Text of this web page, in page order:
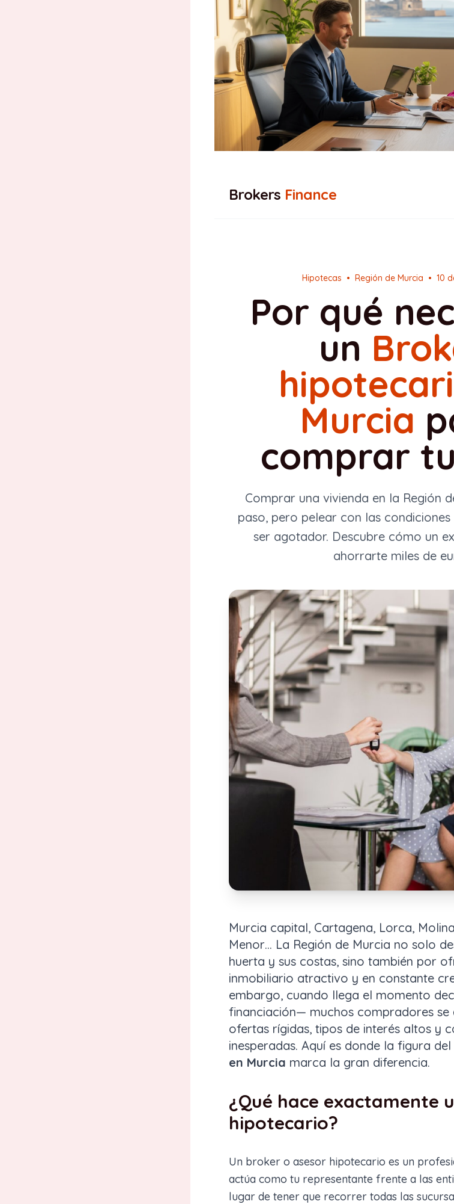
Brokers Finance
Hipotecas • Región de Murcia • 10
Por qué
un
Murcia
comprar
Comprar una vivienda en la Región
paso, pero pelear con las
ser agotador. Descubre cómo un
ahorrarte miles de
Murcia capital, Cartagena, Lorca,
Menor… La Región de Murcia no solo
huerta y sus costas, sino también por
inmobiliario atractivo y en constante
embargo, cuando llega el momento
financiación— muchos compradores se
ofertas rígidas, tipos de interés altos y
inesperadas. Aquí es donde la figura del
en Murcia marca la gran diferencia.
¿Qué hace exactamente
hipotecario?
Un broker o asesor hipotecario es un
actúa como tu representante frente a las
lugar de tener que recorrer todas las